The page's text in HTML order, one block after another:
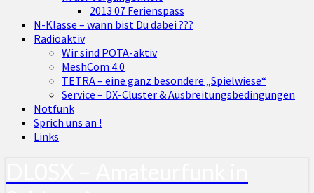
2013 07 Ferienspass
N-Klasse – wann bist Du dabei ???
Radioaktiv
Wir sind POTA-aktiv
MeshCom 4.0
TETRA – eine ganz besondere „Spielwiese“
Service – DX-Cluster & Ausbreitungsbedingungen
Notfunk
Sprich uns an !
Links